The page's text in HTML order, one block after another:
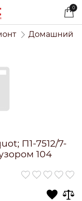
0
Домашний
П1-7512/7-
104